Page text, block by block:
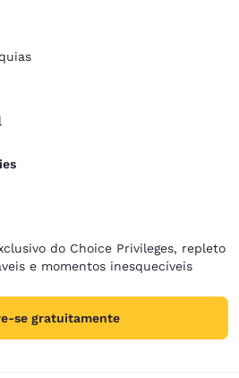
do Choice Privileges, repleto
e momentos inesquecíveis
se gratuitamente